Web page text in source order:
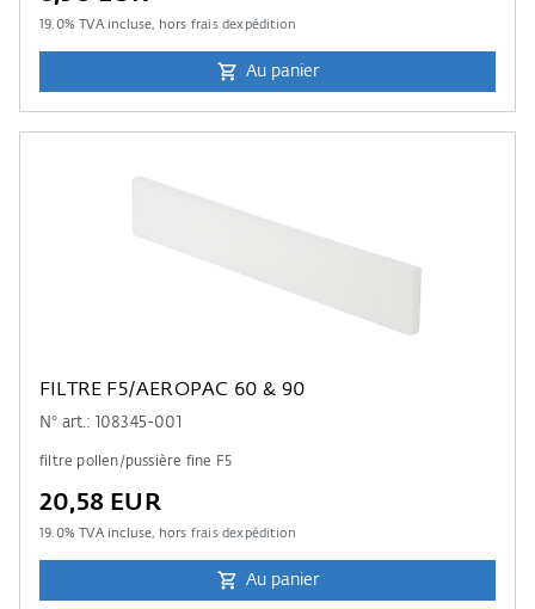
19.0% TVA incluse, hors frais dexpédition
Au panier
FILTRE F5/AEROPAC 60 & 90
N° art.: 108345-001
filtre pollen/pussière fine F5
20,58 EUR
19.0% TVA incluse, hors frais dexpédition
Au panier